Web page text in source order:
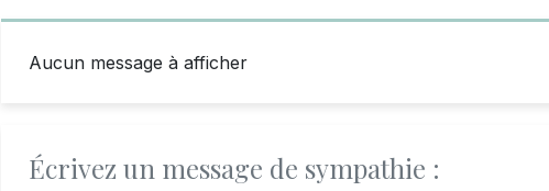
Aucun message à afficher
Écrivez un message de sympathie :